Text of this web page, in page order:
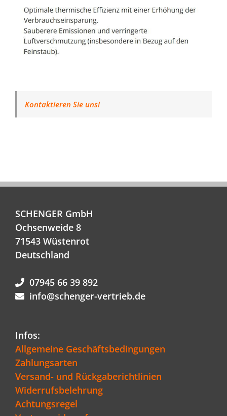
Kontaktieren Sie uns!
SCHENGER GmbH
Ochsenweide 8
71543 Wüstenrot
Deutschland
07945 66 39 892
info@schenger-vertrieb.de
Infos:
Allgemeine Geschäftsbedingungen
Zahlungsarten
Versand- und Rückgaberichtlinien
Widerrufsbelehrung
Achtungsregel